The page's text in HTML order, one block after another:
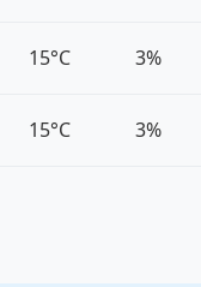
15°C 3%
15°C 3%